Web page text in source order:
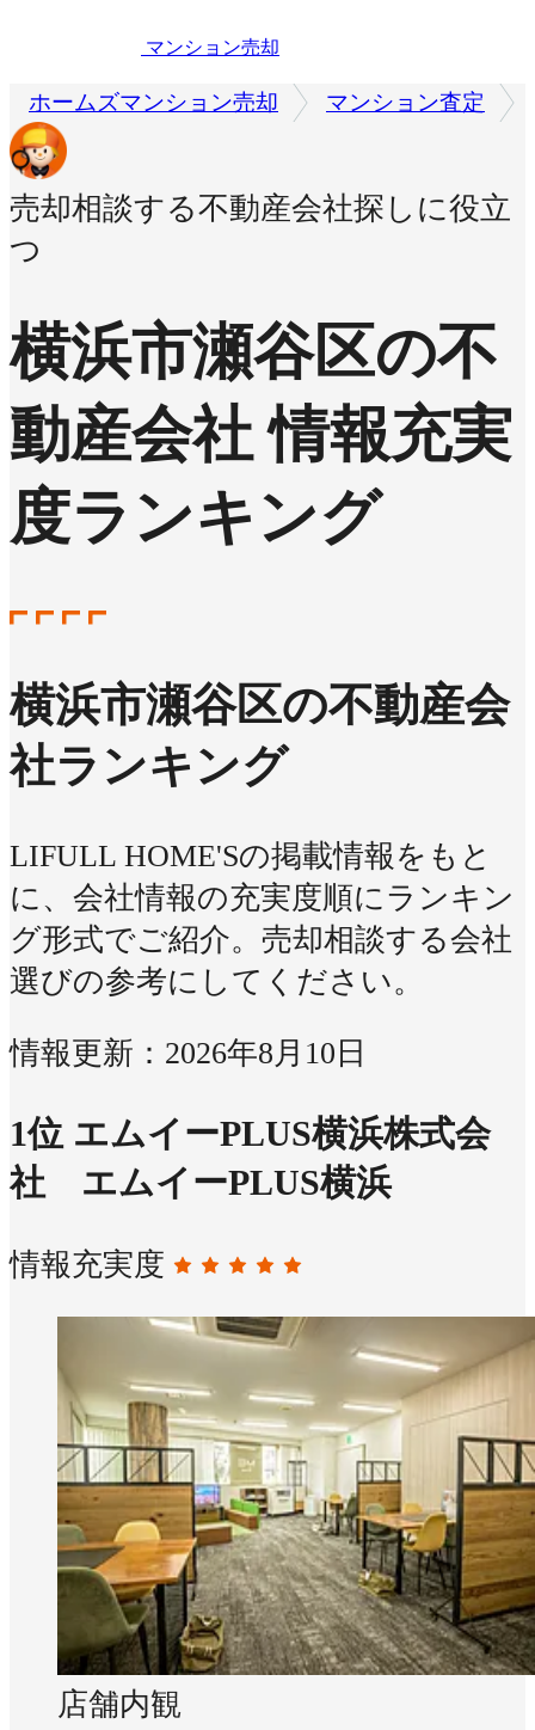
マンション売却
ホームズマンション売却 マンション査定
売却相談する不動産会社探しに役立
つ
横浜市瀬谷区の不
動産会社 情報充実
度ランキング
横浜市瀬谷区の不動産会
社ランキング
LIFULL HOME'Sの掲載情報をもと
に、会社情報の充実度順にランキン
グ形式でご紹介。売却相談する会社
選びの参考にしてください。
情報更新：2026年8月10日
1位 エムイーPLUS横浜株式会
社 エムイーPLUS横浜
情報充実度
店舗内観